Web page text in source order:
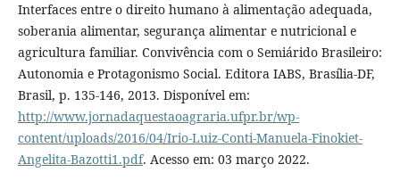
Interfaces entre o direito humano à alimentação adequada,
soberania alimentar, segurança alimentar e nutricional e
agricultura familiar. Convivência com o Semiárido Brasileiro:
Autonomia e Protagonismo Social. Editora IABS, Brasília-DF,
Brasil, p. 135-146, 2013. Disponível em:
http://www.jornadaquestaoagraria.ufpr.br/wp-
content/uploads/2016/04/Irio-Luiz-Conti-Manuela-Finokiet-
Angelita-Bazotti1.pdf. Acesso em: 03 março 2022.